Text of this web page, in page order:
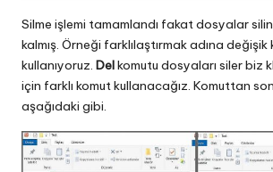
Silme işlemi tamamlandı fakat dosyalar
kalmış. Örneği farklılaştırmak adına
kullanıyoruz. Delkomutu dosyaları siler biz
için farklı komut kullanacağız. Komuttan
aşağıdaki gibi.